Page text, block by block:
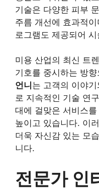
기술은 다양한 피부
주름 개선에 효과적
로그램도 제공되어
미용 산업의 최신 트
기호를 중시하는 방
언니 는 고객의 이야
로 지속적인 기술 연
대에 걸맞은 서비스
높이고 있습니다. 이
더욱 자신감 있는 모
니다.
전문가 인